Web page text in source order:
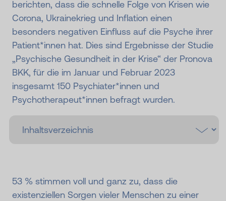
berichten, dass die schnelle Folge von Krisen wie
Corona, Ukrainekrieg und Inflation einen
besonders negativen Einfluss auf die Psyche ihrer
Patient*innen hat. Dies sind Ergebnisse der Studie
„Psychische Gesundheit in der Krise“ der Pronova
BKK, für die im Januar und Februar 2023
insgesamt 150 Psychiater*innen und
Psychotherapeut*innen befragt wurden.
53 % stimmen voll und ganz zu, dass die
existenziellen Sorgen vieler Menschen zu einer